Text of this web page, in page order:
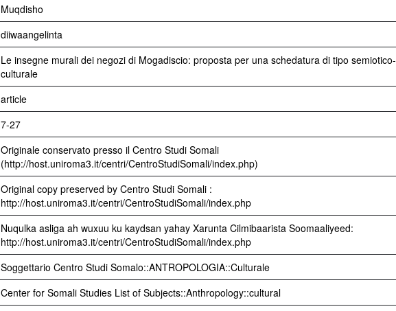
Muqdisho
diiwaangelinta
Le insegne murali dei negozi di Mogadiscio: proposta per una schedatura di tipo semiotico-
culturale
article
7-27
Originale conservato presso il Centro Studi Somali
(http://host.uniroma3.it/centri/CentroStudiSomali/index.php)
Original copy preserved by Centro Studi Somali :
http://host.uniroma3.it/centri/CentroStudiSomali/index.php
Nuqulka asliga ah wuxuu ku kaydsan yahay Xarunta Cilmibaarista Soomaaliyeed:
http://host.uniroma3.it/centri/CentroStudiSomali/index.php
Soggettario Centro Studi Somalo::ANTROPOLOGIA::Culturale
Center for Somali Studies List of Subjects::Anthropology::cultural